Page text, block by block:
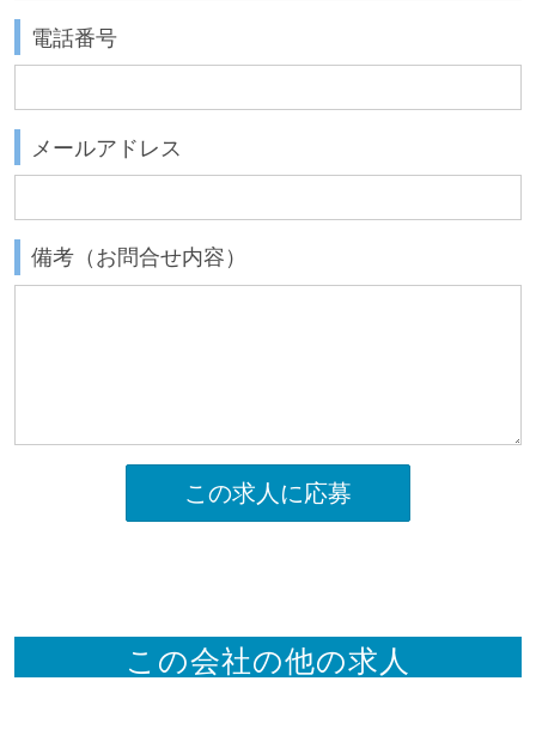
電話番号
メールアドレス
備考（お問合せ内容）
この求人に応募
この会社の他の求人